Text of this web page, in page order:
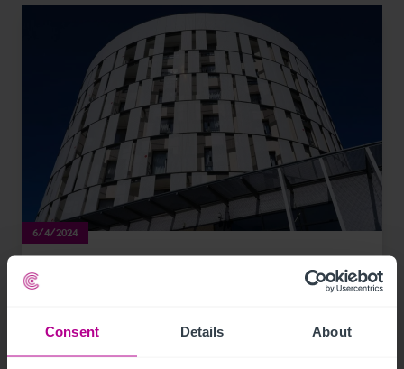
Consent Details About
6/4/2024
Le Groupe hôtelier HIS acquiert le Mercure
Communiqués de presse